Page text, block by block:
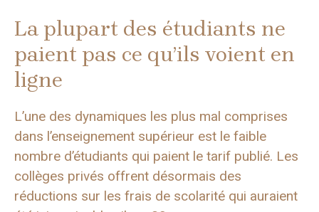
La plupart des étudiants ne
paient pas ce qu’ils voient en
ligne
L’une des dynamiques les plus mal comprises
dans l’enseignement supérieur est le faible
nombre d’étudiants qui paient le tarif publié. Les
collèges privés offrent désormais des
réductions sur les frais de scolarité qui auraient